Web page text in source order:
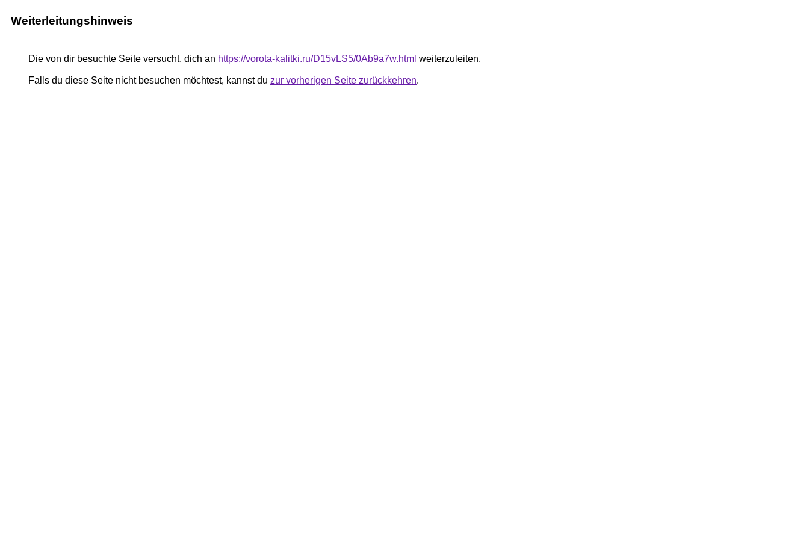
Weiterleitungshinweis
Die von dir besuchte Seite versucht, dich an https://vorota-kalitki.ru/D15vLS5/0Ab9a7w.html weiterzuleiten.
Falls du diese Seite nicht besuchen möchtest, kannst du zur vorherigen Seite zurückkehren.